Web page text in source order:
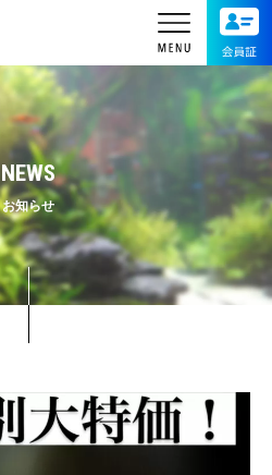
NEWS
お知らせ